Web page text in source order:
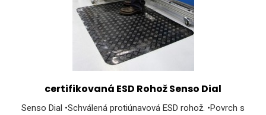
certifikovaná ESD Rohož Senso Dial
Senso Dial •Schválená protiúnavová ESD rohož. •Povrch s